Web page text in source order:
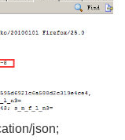
json;